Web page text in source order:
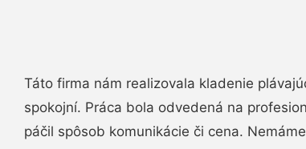
Táto firma nám realizovala kladenie
spokojní. Práca bola odvedená na
páčil spôsob komunikácie či cena.